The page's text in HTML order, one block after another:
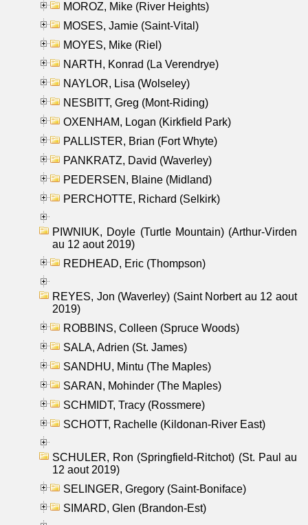
MOROZ, Mike (River Heights)
MOSES, Jamie (Saint-Vital)
MOYES, Mike (Riel)
NARTH, Konrad (La Verendrye)
NAYLOR, Lisa (Wolseley)
NESBITT, Greg (Mont-Riding)
OXENHAM, Logan (Kirkfield Park)
PALLISTER, Brian (Fort Whyte)
PANKRATZ, David (Waverley)
PEDERSEN, Blaine (Midland)
PERCHOTTE, Richard (Selkirk)
PIWNIUK, Doyle (Turtle Mountain) (Arthur-Virden
au 12 aout 2019)
REDHEAD, Eric (Thompson)
REYES, Jon (Waverley) (Saint Norbert au 12 aout
2019)
ROBBINS, Colleen (Spruce Woods)
SALA, Adrien (St. James)
SANDHU, Mintu (The Maples)
SARAN, Mohinder (The Maples)
SCHMIDT, Tracy (Rossmere)
SCHOTT, Rachelle (Kildonan-River East)
SCHULER, Ron (Springfield-Ritchot) (St. Paul au
12 aout 2019)
SELINGER, Gregory (Saint-Boniface)
SIMARD, Glen (Brandon-Est)